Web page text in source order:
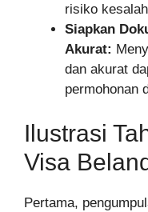
risiko
Siapkan
Akurat:
dan akurat
permohonan
Ilustrasi
Visa
Pertama,